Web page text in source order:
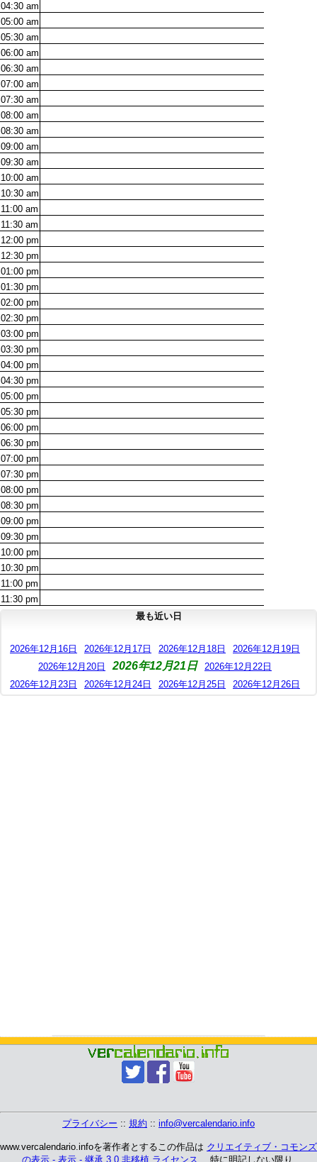
04:30 am
05:00 am
05:30 am
06:00 am
06:30 am
07:00 am
07:30 am
08:00 am
08:30 am
09:00 am
09:30 am
10:00 am
10:30 am
11:00 am
11:30 am
12:00 pm
12:30 pm
01:00 pm
01:30 pm
02:00 pm
02:30 pm
03:00 pm
03:30 pm
04:00 pm
04:30 pm
05:00 pm
05:30 pm
06:00 pm
06:30 pm
07:00 pm
07:30 pm
08:00 pm
08:30 pm
09:00 pm
09:30 pm
10:00 pm
10:30 pm
11:00 pm
11:30 pm
最も近い日
2026年12月16日 2026年12月17日 2026年12月18日
2026年12月19日
2026年12月20日
2026年12月21日
2026年12月22日
2026年12月23日
2026年12月24日 2026年12月25日 2026年12月26日
プライバシー :: 規約 :: info@vercalendario.info
www.vercalendario.infoを著作者とするこの作品は クリエイティブ・コモンズ
の表示 - 表示 - 継承 3.0 非移植 ライセンス 、 特に明記しない限り.